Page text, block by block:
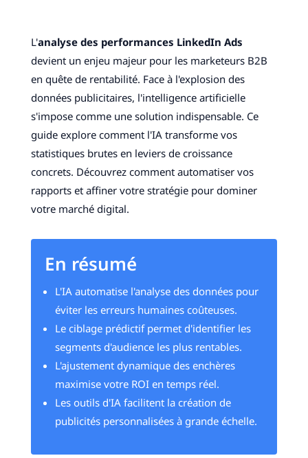
L'analyse des performances LinkedIn Ads
devient un enjeu majeur pour les marketeurs B2B
en quête de rentabilité. Face à l'explosion des
données publicitaires, l'intelligence artificielle
s'impose comme une solution indispensable. Ce
guide explore comment l'IA transforme vos
statistiques brutes en leviers de croissance
concrets. Découvrez comment automatiser vos
rapports et affiner votre stratégie pour dominer
votre marché digital.
En résumé
L'IA automatise l'analyse des données pour
éviter les erreurs humaines coûteuses.
Le ciblage prédictif permet d'identifier les
segments d'audience les plus rentables.
L'ajustement dynamique des enchères
maximise votre ROI en temps réel.
Les outils d'IA facilitent la création de
publicités personnalisées à grande échelle.